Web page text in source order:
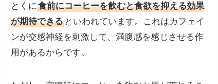
とくに食前にコーヒーを飲むと食欲を抑える効果
が期待できる といわれています。これはカフェイ
ンが交感神経を刺激して、満腹感を感じさせる作
用があるからです。